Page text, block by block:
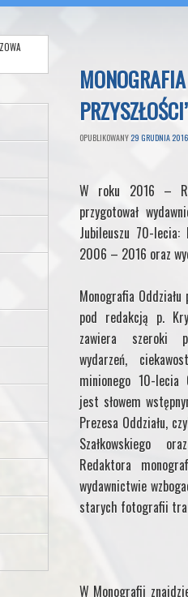
OPUBLIKOWANY 29 GRUDNIA 2016
W roku 2016 –
przygotował
Jubileuszu 70-lecia:
2006 – 2016 oraz
Monografia Oddziału
pod redakcją p.
zawiera szeroki
wydarzeń,
minionego 10-lecia
jest słowem
Prezesa Oddziału,
Szałkowskiego
Redaktora
wydawnictwie
starych fotografii
W Monografii